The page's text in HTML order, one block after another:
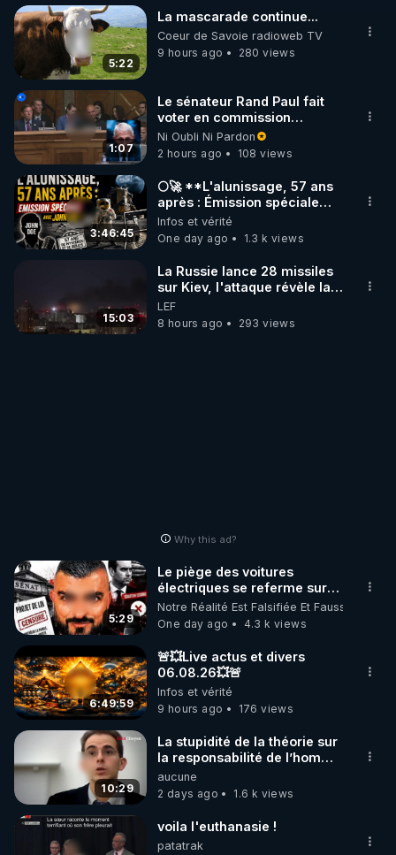
5:22
La mascarade continue...
Coeur de Savoie radioweb TV
9 hours ago
280 views
1:07
Le sénateur Rand Paul fait
voter en commission
l'outrage au Congrès contre
Anthony Fauci
Ni Oubli Ni Pardon
2 hours ago
108 views
3:46:45
🌕🚀 **L'alunissage, 57 ans
après : Émission spéciale
avec John Doe !** 👨 🚀✨
Infos et vérité
One day ago
1.3 k views
15:03
La Russie lance 28 missiles
sur Kiev, l'attaque révèle la
faiblesse de Kiev
LEF
8 hours ago
293 views
Why this ad?
5:29
Le piège des voitures
électriques se referme sur
les usagers !
Notre Réalité Est Falsifiée Et Fausse
One day ago
4.3 k views
6:49:59
🚨💥Live actus et divers
06.08.26💥🚨
Infos et vérité
9 hours ago
176 views
10:29
La stupidité de la théorie sur
la responsabilité de l’homme
concernant le dioxyde de
carbone.
aucune
2 days ago
1.6 k views
voila l'euthanasie !
patatrak